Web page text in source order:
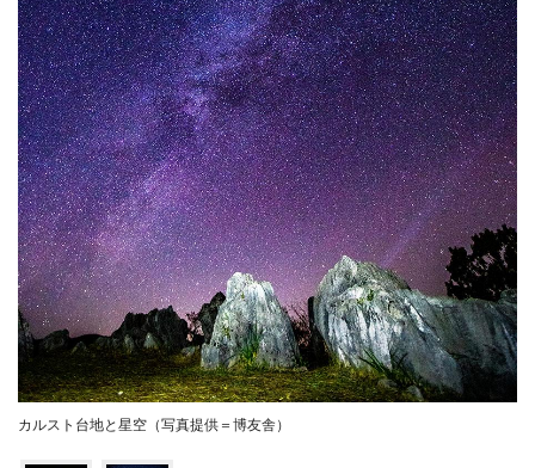
カルスト台地と星空（写真提供＝博友舎）